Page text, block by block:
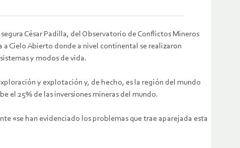
César Padilla, del Observatorio de Conflictos Mineros
Cielo Abierto donde a nivel continental se realizaron
y modos de vida.
y explotación y, de hecho, es la región del mundo
el 25% de las inversiones mineras del mundo.
«se han evidenciado los problemas que trae aparejada esta